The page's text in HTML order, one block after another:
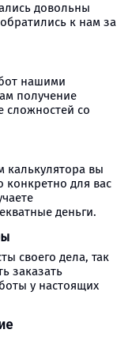
довольны
к нам за
нашими
получение
сложностей со
калькулятора вы
для вас
деньги.
своего дела, так
заказать
у настоящих